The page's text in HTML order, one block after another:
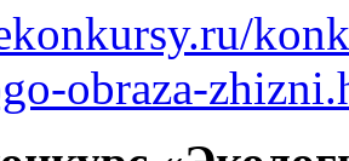
obraza-